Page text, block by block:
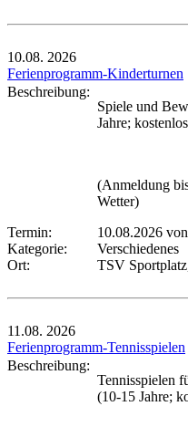
10.08. 2026
Ferienprogramm-Kinderturnen
Beschreibung:
Spiele und
Jahre;
(Anmeldung
Wetter)
Termin:
10.08.2026
Kategorie:
Verschiedenes
Ort:
TSV
11.08. 2026
Ferienprogramm-Tennisspielen
Beschreibung:
Tennisspielen
(10-15 Jahre;